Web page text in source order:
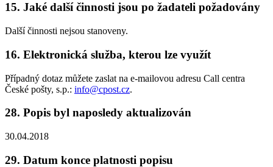
15. Jaké další činnosti jsou po žadateli požadovány
Další činnosti nejsou stanoveny.
16. Elektronická služba, kterou lze využít
Případný dotaz můžete zaslat na e-mailovou adresu Call centra
České pošty, s.p.: info@cpost.cz.
28. Popis byl naposledy aktualizován
30.04.2018
29. Datum konce platnosti popisu